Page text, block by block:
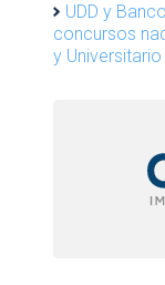
UDD y
concursos
y Universitario